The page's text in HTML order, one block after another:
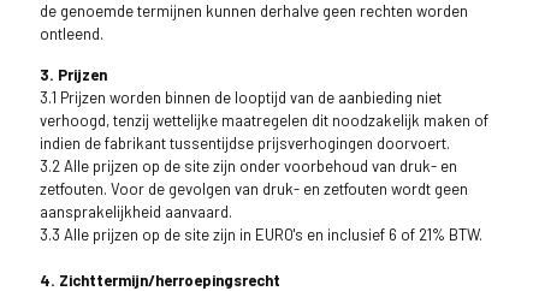
de genoemde termijnen kunnen derhalve geen rechten worden
ontleend.
3. Prijzen
3.1 Prijzen worden binnen de looptijd van de aanbieding niet
verhoogd, tenzij wettelijke maatregelen dit noodzakelijk maken of
indien de fabrikant tussentijdse prijsverhogingen doorvoert.
3.2 Alle prijzen op de site zijn onder voorbehoud van druk- en
zetfouten. Voor de gevolgen van druk- en zetfouten wordt geen
aansprakelijkheid aanvaard.
3.3 Alle prijzen op de site zijn in EURO's en inclusief 6 of 21% BTW.
4. Zichttermijn/herroepingsrecht